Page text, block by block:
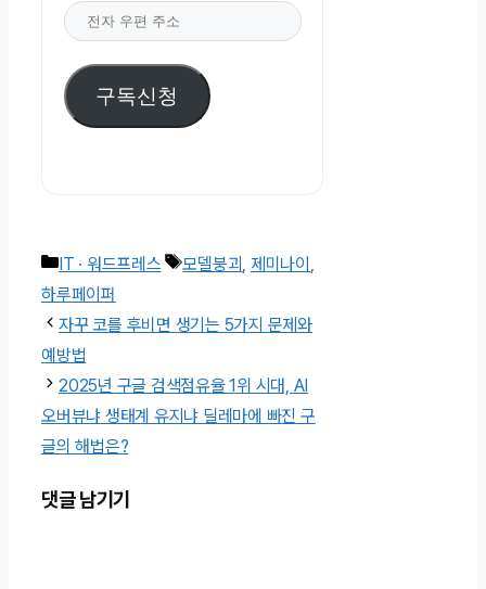
전
우
편
구독신청
카
테
고
리
IT · 워드프레스
태
모델붕괴 제미나이
하루페이퍼
자꾸 코를 후비면 생기는 5가지 문제와
예방법
2025년 구글 검색점유율 1위 시대, AI
오버뷰냐 생태계 유지냐 딜레마에 빠진 구
글의 해법은?
댓글 남기기